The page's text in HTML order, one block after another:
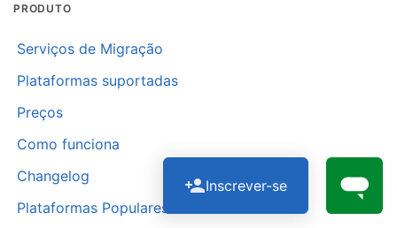
PRODUTO
Serviços de Migração
Plataformas suportadas
Preços
Como funciona
Changelog
Plataformas Populares
Inscrever-se